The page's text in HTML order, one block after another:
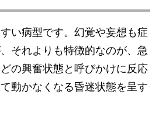
い病型です。幻覚や妄想も症
それよりも特徴的なのが、急
の興奮状態と呼びかけに反応
動かなくなる昏迷状態を呈す